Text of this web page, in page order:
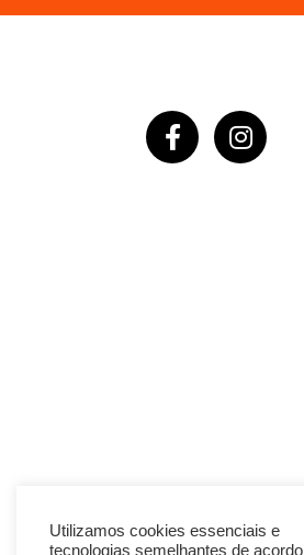
Utilizamos cookies essenciais e
tecnologias semelhantes de acordo